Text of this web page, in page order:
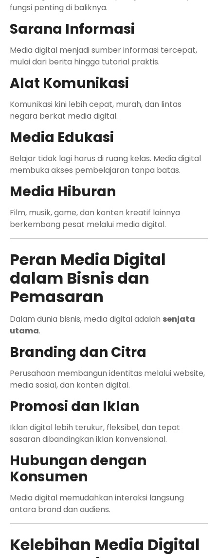
fungsi penting di baliknya.
Sarana Informasi
Media digital menjadi sumber informasi tercepat,
mulai dari berita hingga tutorial praktis.
Alat Komunikasi
Komunikasi kini lebih cepat, murah, dan lintas
negara berkat media digital.
Media Edukasi
Belajar tidak lagi harus di ruang kelas. Media digital
membuka akses pembelajaran tanpa batas.
Media Hiburan
Film, musik, game, dan konten kreatif lainnya
berkembang pesat melalui media digital.
Peran Media Digital
dalam Bisnis dan
Pemasaran
Dalam dunia bisnis, media digital adalah senjata
utama.
Branding dan Citra
Perusahaan membangun identitas melalui website,
media sosial, dan konten digital.
Promosi dan Iklan
Iklan digital lebih terukur, fleksibel, dan tepat
sasaran dibandingkan iklan konvensional.
Hubungan dengan
Konsumen
Media digital memudahkan interaksi langsung
antara brand dan audiens.
Kelebihan Media Digital